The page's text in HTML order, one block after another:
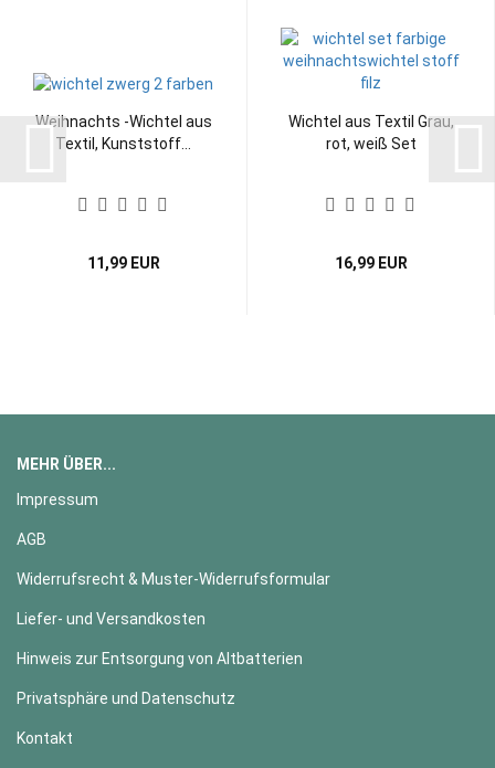
Weihnachts -Wichtel aus
Textil, Kunststoff...
11,99 EUR
Wichtel aus Textil Grau,
rot, weiß Set
16,99 EUR
MEHR ÜBER...
Impressum
AGB
Widerrufsrecht & Muster-Widerrufsformular
Liefer- und Versandkosten
Hinweis zur Entsorgung von Altbatterien
Privatsphäre und Datenschutz
Kontakt